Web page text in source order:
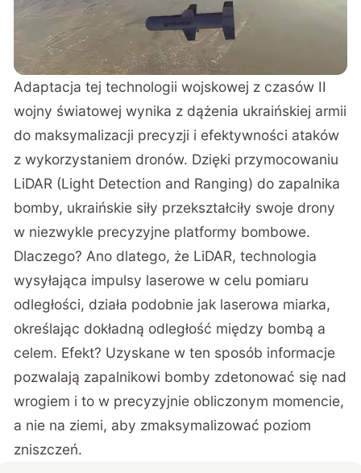
Adaptacja tej technologii wojskowej z czasów II
wojny światowej wynika z dążenia ukraińskiej armii
do maksymalizacji precyzji i efektywności ataków
z wykorzystaniem dronów. Dzięki przymocowaniu
LiDAR (Light Detection and Ranging) do zapalnika
bomby, ukraińskie siły przekształciły swoje drony
w niezwykle precyzyjne platformy bombowe.
Dlaczego? Ano dlatego, że LiDAR, technologia
wysyłająca impulsy laserowe w celu pomiaru
odległości, działa podobnie jak laserowa miarka,
określając dokładną odległość między bombą a
celem. Efekt? Uzyskane w ten sposób informacje
pozwalają zapalnikowi bomby zdetonować się nad
wrogiem i to w precyzyjnie obliczonym momencie,
a nie na ziemi, aby zmaksymalizować poziom
zniszczeń.